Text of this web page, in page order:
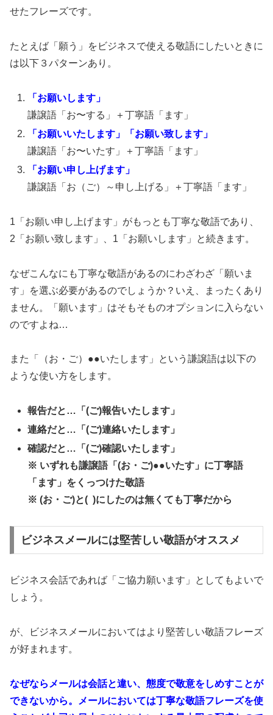
せたフレーズです。
たとえば「願う」をビジネスで使える敬語にしたいときに
は以下３パターンあり。
「お願いします」
謙譲語「お〜する」＋丁寧語「ます」
「お願いいたします」「お願い致します」
謙譲語「お〜いたす」＋丁寧語「ます」
「お願い申し上げます」
謙譲語「お（ご）～申し上げる」＋丁寧語「ます」
1「お願い申し上げます」がもっとも丁寧な敬語であり、
2「お願い致します」、1「お願いします」と続きます。
なぜこんなにも丁寧な敬語があるのにわざわざ「願いま
す」を選ぶ必要があるのでしょうか？いえ、まったくあり
ません。「願います」はそもそものオプションに入らない
のですよね…
また「（お・ご）●●いたします」という謙譲語は以下の
ような使い方をします。
報告だと…「(ご)報告いたします」
連絡だと…「(ご)連絡いたします」
確認だと…「(ご)確認いたします」
※ いずれも謙譲語「(お・ご)●●いたす」に丁寧語
「ます」をくっつけた敬語
※ (お・ご)と( )にしたのは無くても丁寧だから
ビジネスメールには堅苦しい敬語がオススメ
ビジネス会話であれば「ご協力願います」としてもよいで
しょう。
が、ビジネスメールにおいてはより堅苦しい敬語フレーズ
が好まれます。
なぜならメールは会話と違い、態度で敬意をしめすことが
できないから。メールにおいては丁寧な敬語フレーズを使